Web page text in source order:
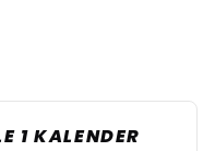
1 KALENDER